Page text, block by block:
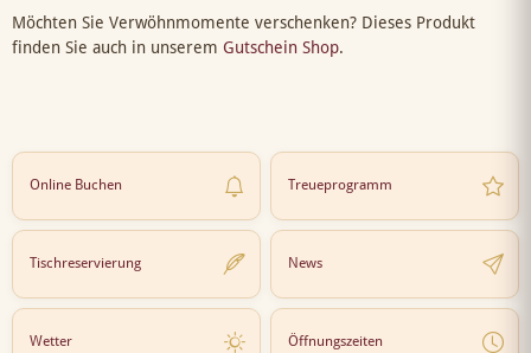
Möchten Sie Verwöhnmomente verschenken? Dieses Produkt
finden Sie auch in unserem Gutschein Shop.
Online Buchen Treueprogramm
Tischreservierung News
Wetter Öffnungszeiten